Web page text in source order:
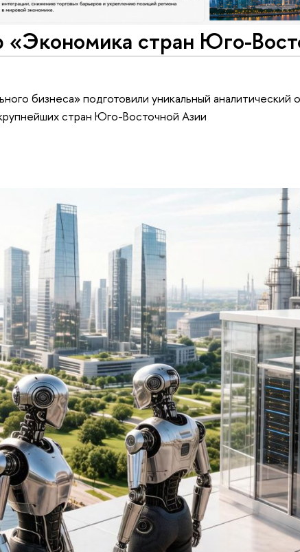
«Экономика стран Юго-
бизнеса» подготовили уникальный аналитический
стран Юго-Восточной Азии